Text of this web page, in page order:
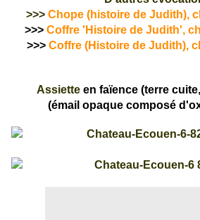
>>> Chope (histoire de Judith),
>>> Coffre 'Histoire de Judith',
>>> Coffre (Histoire de Judith),
Assiette en faïence (terre
(émail opaque composé